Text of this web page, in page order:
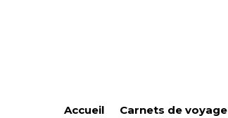
Accueil Carnets de voyage